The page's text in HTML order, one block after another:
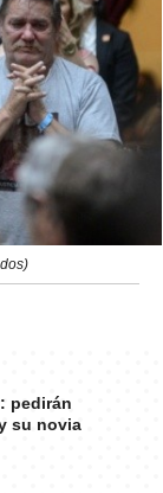
pedirán
su novia